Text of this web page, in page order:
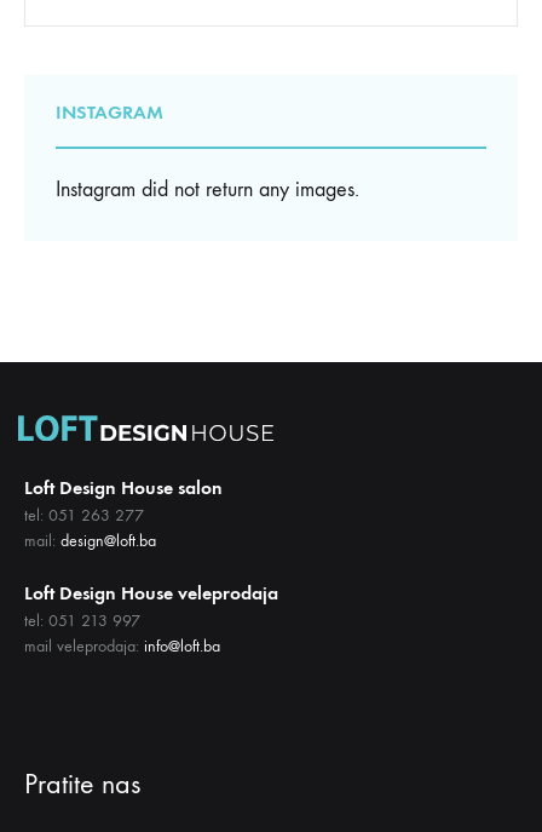
INSTAGRAM
Instagram did not return any images.
Loft Design House salon
tel: 051 263 277
mail: design@loft.ba
Loft Design House veleprodaja
tel: 051 213 997
mail veleprodaja: info@loft.ba
Pratite nas